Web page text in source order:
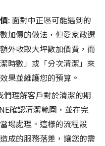
: 面對中正區可能遇到的
加價的做法，但愛家政選
外收取大坪數加價費，而
時數」或「分次清潔」來
果並維護您的預算。
們理解客戶對於清潔的期
確認清潔範圍，並在完
場處理。這樣的流程設
成的服務落差，讓您的需